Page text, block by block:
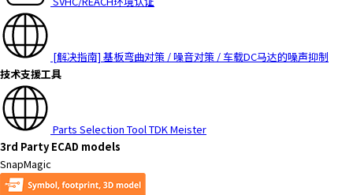
[解决指南] 基板弯曲对策 / 噪音对策 / 车载DC马达的噪声抑制
技术支援工具
Parts Selection Tool TDK Meister
3rd Party ECAD models
SnapMagic